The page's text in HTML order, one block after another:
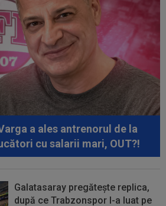
a ales antrenorul de la
cu salarii mari, OUT?!
Galatasaray pregătește replica,
după ce Trabzonspor l-a luat pe